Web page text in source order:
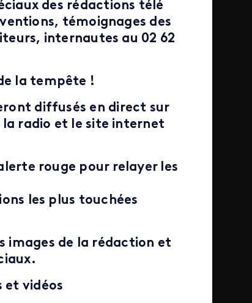
des rédactions télé
témoignages des
internautes au 02 62
la tempête !
diffusés en direct sur
la radio et le site internet
rouge pour relayer les
les plus touchées
images de la rédaction et
et vidéos